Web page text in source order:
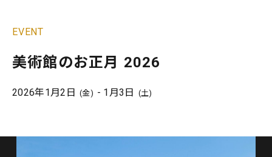
EVENT
美術館のお正月 2026
2026年1月2日 (金) - 1月3日 (土)